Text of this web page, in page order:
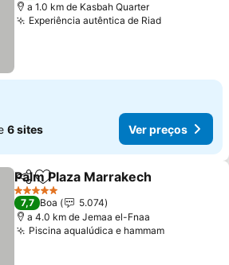
a 1.0 km de Kasbah Quarter
Experiência autêntica de Riad
6 sites Ver preços
PartilharAdicionar aos favoritos
Palm Plaza Marrakech
5 Estrelas
7,7 Boa
5.074
a 4.0 km de Jemaa el-Fnaa
Piscina aqualúdica e hammam